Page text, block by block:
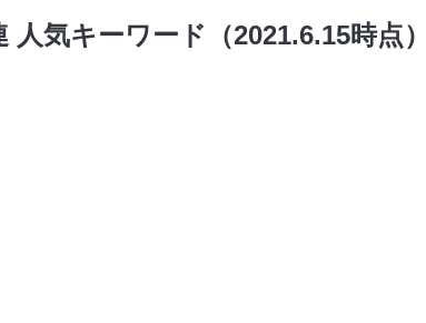
人気キーワード（2021.6.15時点